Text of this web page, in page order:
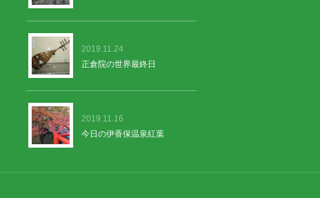
2019.11.24
正倉院の世界最終日
2019.11.16
今日の伊香保温泉紅葉